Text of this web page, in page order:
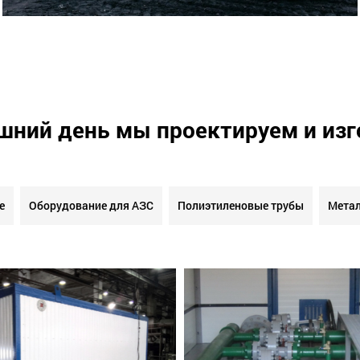
день мы проектируем и
Оборудование для АЗС Полиэтиленовые трубы